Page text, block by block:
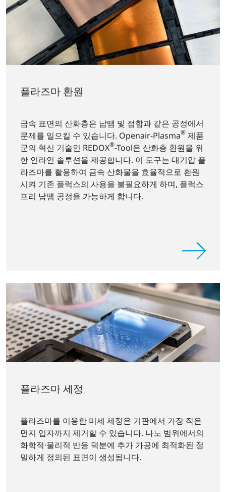
플라즈마 환원
금속 표면의 산화층은 납땜 및 접합과 같은 공정에서
문제를 일으킬 수 있습니다. Openair-Plasma® 제품
군의 혁신 기술인 REDOX®-Tool은 산화층 환원을 위
한 인라인 솔루션을 제공합니다. 이 도구는 대기압 플
라즈마를 활용하여 금속 산화물을 효율적으로 환원
시켜 기존 플럭스의 사용을 불필요하게 하며, 플럭스
프리 납땜 공정을 가능하게 합니다.
플라즈마 세정
플라즈마를 이용한 미세 세정은 기판에서 가장 작은
먼지 입자까지 제거할 수 있습니다. 나노 범위에서의
화학적·물리적 반응 덕분에 추가 가공에 최적화된 정
밀하게 정의된 표면이 생성됩니다.